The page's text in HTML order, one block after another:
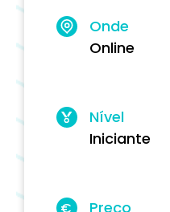
Onde
Online
Nível
Iniciante
€
Preço